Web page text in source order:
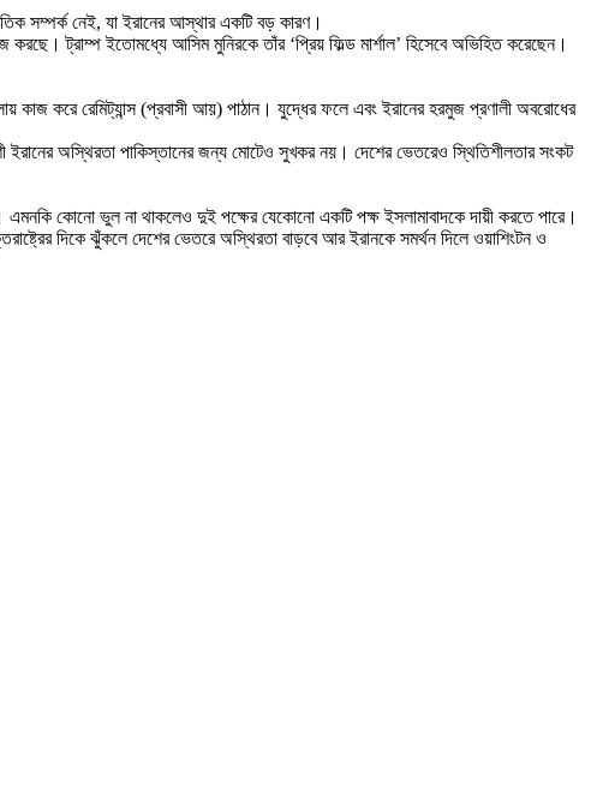
সম্পর্ক নেই, যা ইরানের আস্থার একটি বড় কারণ।
করছে। ট্রাম্প ইতোমধ্যে আসিম মুনিরকে তাঁর ‘প্রিয় ফিল্ড মার্শাল’ হিসেবে অভিহিত করেছেন।
করে রেমিট্যান্স (প্রবাসী আয়) পাঠান। যুদ্ধের ফলে এবং ইরানের হরমুজ প্রণালী অবরোধের
অস্থিরতা পাকিস্তানের জন্য মোটেও সুখকর নয়। দেশের ভেতরেও স্থিতিশীলতার সংকট
কোনো ভুল না থাকলেও দুই পক্ষের যেকোনো একটি পক্ষ ইসলামাবাদকে দায়ী করতে পারে।
দিকে ঝুঁকলে দেশের ভেতরে অস্থিরতা বাড়বে আর ইরানকে সমর্থন দিলে ওয়াশিংটন ও